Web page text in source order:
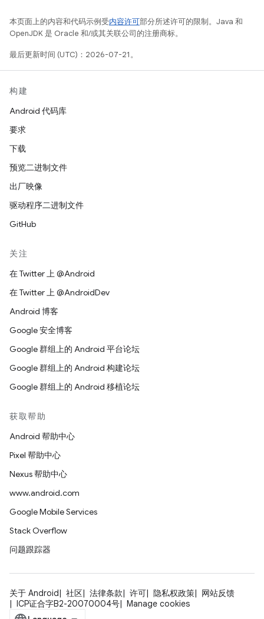
本页面上的内容和代码示例受内容许可部分所述许可的限制。Java 和
OpenJDK 是 Oracle 和/或其关联公司的注册商标。
最后更新时间 (UTC)：2026-07-21。
构建
Android 代码库
要求
下载
预览二进制文件
出厂映像
驱动程序二进制文件
GitHub
关注
在 Twitter 上 @Android
在 Twitter 上 @AndroidDev
Android 博客
Google 安全博客
Google 群组上的 Android 平台论坛
Google 群组上的 Android 构建论坛
Google 群组上的 Android 移植论坛
获取帮助
Android 帮助中心
Pixel 帮助中心
Nexus 帮助中心
www.android.com
Google Mobile Services
Stack Overflow
问题跟踪器
关于 Android 社区 法律条款 许可 隐私权政策
网站反馈
ICP证合字B2-20070004号
Manage cookies